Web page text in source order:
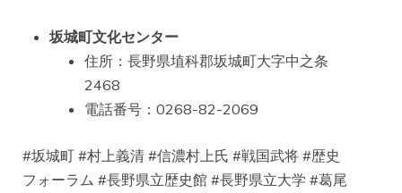
坂城町文化センター
住所：長野県埴科郡坂城町大字中之条
2468
電話番号：0268-82-2069
#坂城町 #村上義清 #信濃村上氏 #戦国武将 #歴史
フォーラム #長野県立歴史館 #長野県立大学 #葛尾